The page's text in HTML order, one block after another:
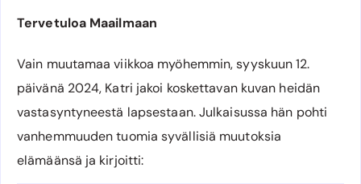
Tervetuloa Maailmaan
Vain muutamaa viikkoa myöhemmin, syyskuun 12.
päivänä 2024, Katri jakoi koskettavan kuvan heidän
vastasyntyneestä lapsestaan. Julkaisussa hän pohti
vanhemmuuden tuomia syvällisiä muutoksia
elämäänsä ja kirjoitti: